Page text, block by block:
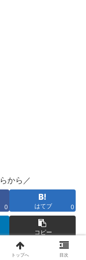
から／
0 はてブ 0
コピー
トップへ 目次